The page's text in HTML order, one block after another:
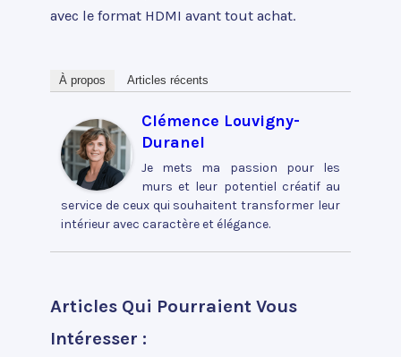
avec le format HDMI avant tout achat.
À propos Articles récents
Clémence Louvigny-
Duranel
Je mets ma passion pour les
murs et leur potentiel créatif au
service de ceux qui souhaitent transformer leur
intérieur avec caractère et élégance.
Articles Qui Pourraient Vous
Intéresser :